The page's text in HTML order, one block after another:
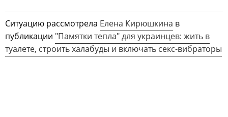
Ситуацию рассмотрела Елена Кирюшкина в
публикации "Памятки тепла" для украинцев: жить в
туалете, строить халабуды и включать секс-вибраторы